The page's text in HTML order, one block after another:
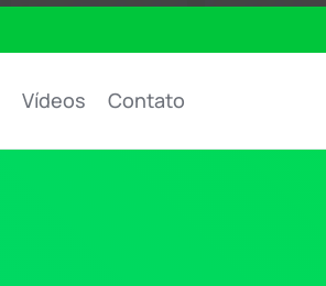
Vídeos Contato